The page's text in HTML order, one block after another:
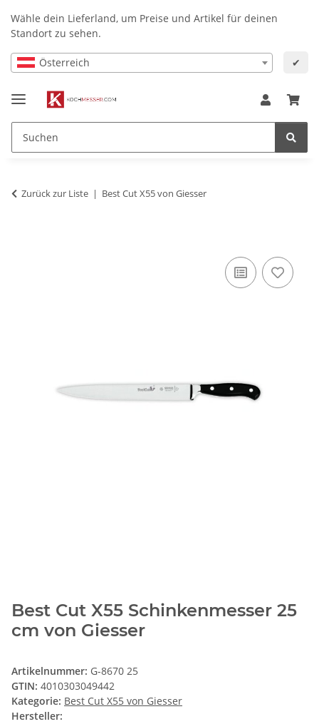
Wähle dein Lieferland, um Preise und Artikel für deinen
Standort zu sehen.
Österreich ✔
Zurück zur Liste Best Cut X55 von Giesser
Best Cut X55 Schinkenmesser 25
cm von Giesser
Artikelnummer: G-8670 25
GTIN: 4010303049442
Kategorie: Best Cut X55 von Giesser
Hersteller: